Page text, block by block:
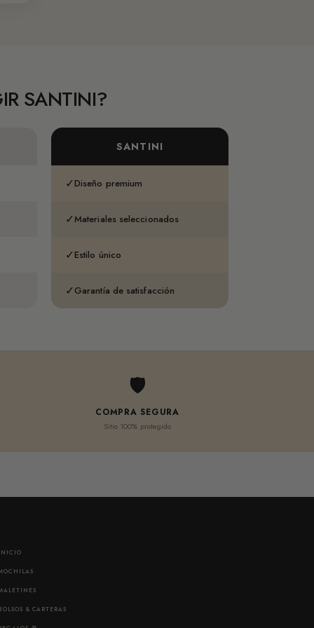
SANTINI?
SANTINI
✓Diseño premium
✓Materiales seleccionados
✓Estilo único
✓Garantía de satisfacción
🛡
COMPRA SEGURA
Sitio 100% protegido
& CARTERAS